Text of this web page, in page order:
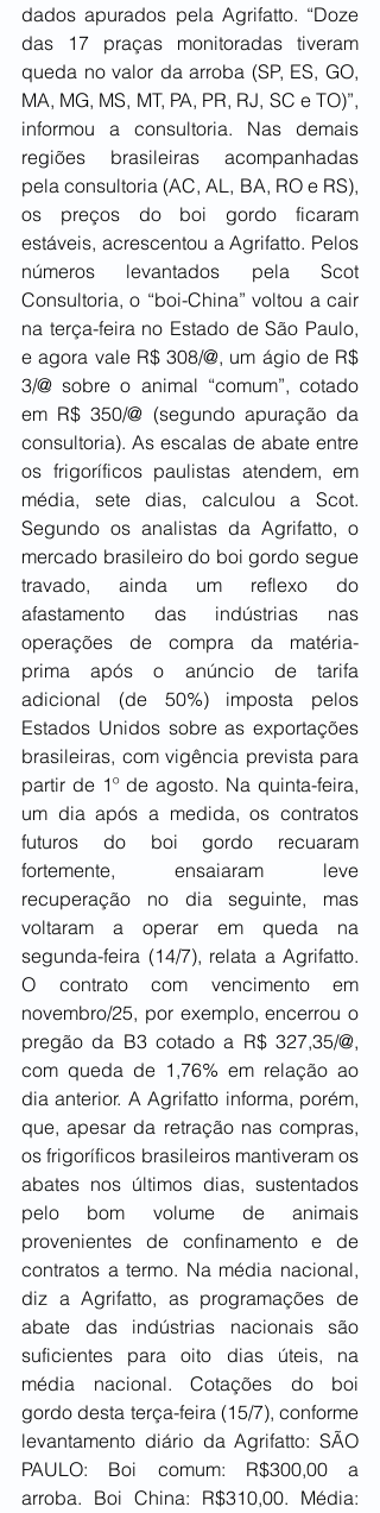
dados apurados pela Agrifatto. “Doze
das 17 praças monitoradas tiveram
queda no valor da arroba (SP, ES, GO,
MA, MG, MS, MT, PA, PR, RJ, SC e TO)”,
informou a consultoria. Nas demais
regiões brasileiras acompanhadas
pela consultoria (AC, AL, BA, RO e RS),
os preços do boi gordo ficaram
estáveis, acrescentou a Agrifatto. Pelos
números levantados pela Scot
Consultoria, o “boi-China” voltou a cair
na terça-feira no Estado de São Paulo,
e agora vale R$ 308/@, um ágio de R$
3/@ sobre o animal “comum”, cotado
em R$ 350/@ (segundo apuração da
consultoria). As escalas de abate entre
os frigoríficos paulistas atendem, em
média, sete dias, calculou a Scot.
Segundo os analistas da Agrifatto, o
mercado brasileiro do boi gordo segue
travado, ainda um reflexo do
afastamento das indústrias nas
operações de compra da matéria-
prima após o anúncio de tarifa
adicional (de 50%) imposta pelos
Estados Unidos sobre as exportações
brasileiras, com vigência prevista para
partir de 1º de agosto. Na quinta-feira,
um dia após a medida, os contratos
futuros do boi gordo recuaram
fortemente, ensaiaram leve
recuperação no dia seguinte, mas
voltaram a operar em queda na
segunda-feira (14/7), relata a Agrifatto.
O contrato com vencimento em
novembro/25, por exemplo, encerrou o
pregão da B3 cotado a R$ 327,35/@,
com queda de 1,76% em relação ao
dia anterior. A Agrifatto informa, porém,
que, apesar da retração nas compras,
os frigoríficos brasileiros mantiveram os
abates nos últimos dias, sustentados
pelo bom volume de animais
provenientes de confinamento e de
contratos a termo. Na média nacional,
diz a Agrifatto, as programações de
abate das indústrias nacionais são
suficientes para oito dias úteis, na
média nacional. Cotações do boi
gordo desta terça-feira (15/7), conforme
levantamento diário da Agrifatto: SÃO
PAULO: Boi comum: R$300,00 a
arroba. Boi China: R$310,00. Média: